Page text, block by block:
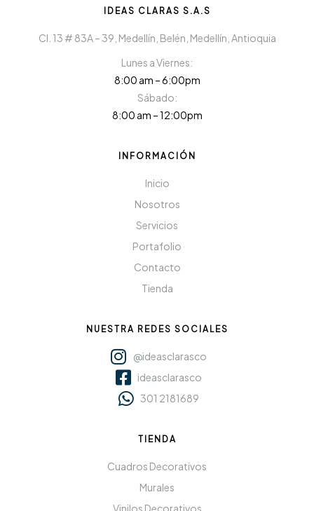
IDEAS CLARAS S.A.S
Cl. 13 # 83A – 39, Medellín, Belén, Medellín, Antioquia
Lunes a Viernes:
8:00 am – 6:00pm
Sábado:
8:00 am – 12:00pm
INFORMACIÓN
Inicio
Nosotros
Servicios
Portafolio
Contacto
Tienda
NUESTRA REDES SOCIALES
@ideasclarasco
ideasclarasco
301 2181689
TIENDA
Cuadros Decorativos
Murales
Vinilos Decorativos